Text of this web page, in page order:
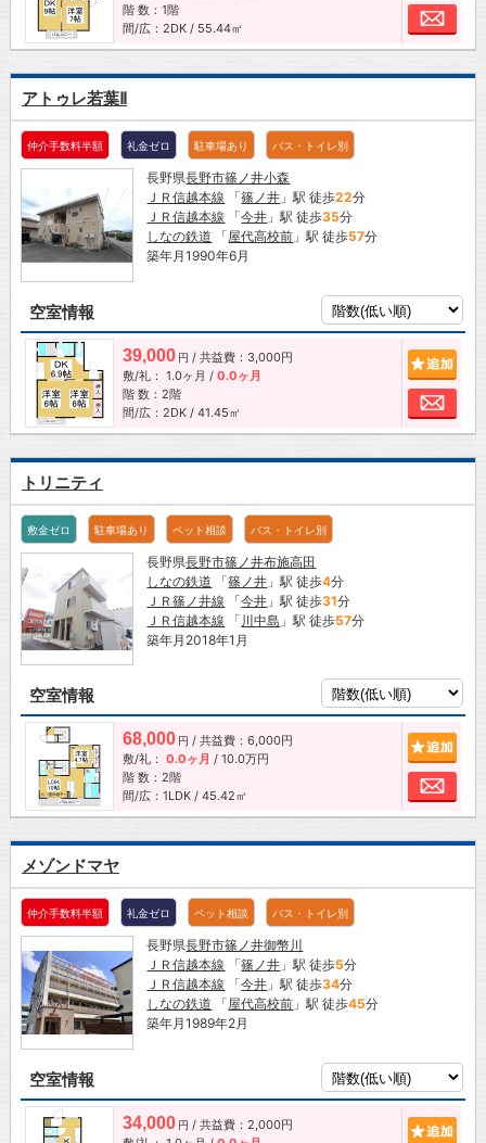
階 数：1階
間/広：2DK / 55.44㎡
お
アトゥレ若葉Ⅱ
仲介手数料半額 礼金ゼロ 駐車場あり バス・トイレ別
長野県長野市篠ノ井小森
ＪＲ信越本線 「篠ノ井 」駅 徒歩22分
ＪＲ信越本線 「今井 」駅 徒歩35分
しなの鉄道 「屋代高校前 」駅 徒歩57分
築年月1990年6月
空室情報
39,000 円 / 共益費：3,000円
敷/礼： 1.0ヶ月 / 0.0ヶ月
階 数：2階
間/広：2DK / 41.45㎡
お
トリニティ
敷金ゼロ 駐車場あり ペット相談 バス・トイレ別
長野県長野市篠ノ井布施高田
しなの鉄道 「篠ノ井 」駅 徒歩4分
ＪＲ篠ノ井線 「今井 」駅 徒歩31分
ＪＲ信越本線 「 川中島 」駅 徒歩57分
築年月2018年1月
空室情報
68,000 円 / 共益費：6,000円
敷/礼： 0.0ヶ月 / 10.0万円
階 数：2階
間/広：1LDK / 45.42㎡
お
メゾンドマヤ
仲介手数料半額 礼金ゼロ ペット相談 バス・トイレ別
長野県長野市篠ノ井御幣川
ＪＲ信越本線 「篠ノ井 」駅 徒歩5分
ＪＲ信越本線 「今井 」駅 徒歩34分
しなの鉄道 「屋代高校前 」駅 徒歩45分
築年月1989年2月
空室情報
34,000 円 / 共益費：2,000円